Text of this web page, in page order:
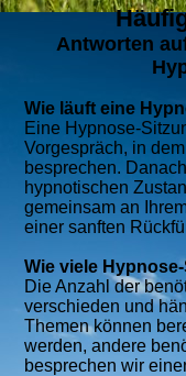
Antworten
Wie läuft eine
Eine Hypnose-
Vorgespräch, in
besprechen.
hypnotischen
gemeinsam an
einer sanften
Wie viele
Die Anzahl der
verschieden und
Themen können
werden, andere
besprechen wir